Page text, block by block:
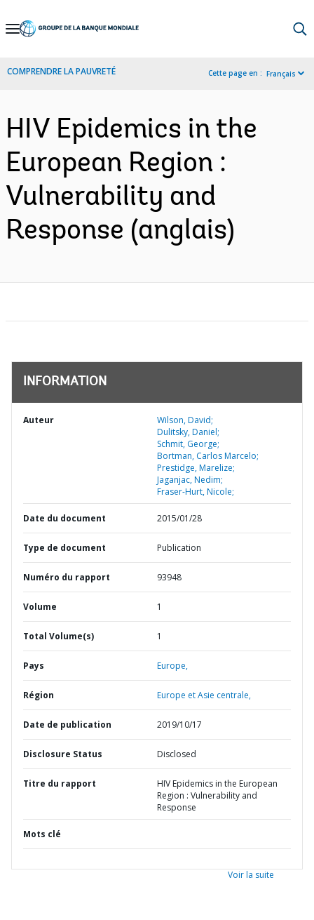
Skip
Navigation
COMPRENDRE LA PAUVRETÉ Cette page en : Français
HIV Epidemics in the
European Region :
Vulnerability and
Response (anglais)
INFORMATION
Auteur
Wilson, David;
Dulitsky, Daniel;
Schmit, George;
Bortman, Carlos Marcelo;
Prestidge, Marelize;
Jaganjac, Nedim;
Fraser-Hurt, Nicole;
Date du document 2015/01/28
Type de document Publication
Numéro du rapport 93948
Volume 1
Total Volume(s) 1
Pays Europe,
Région Europe et Asie centrale,
Date de publication 2019/10/17
Disclosure Status Disclosed
Titre du rapport
HIV Epidemics in the European
Region : Vulnerability and
Response
Mots clé
Voir la suite